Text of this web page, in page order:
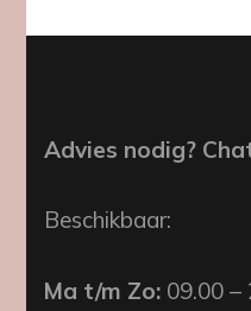
Advies nodig?
Beschikbaar:
Ma t/m Zo: 09.00 –